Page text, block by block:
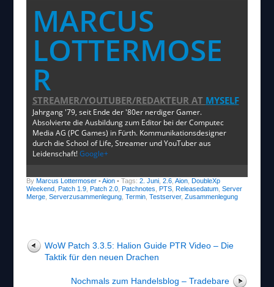
MARCUS
LOTTERMOSE
R
STREAMER/YOUTUBER/REDAKTEURAT MYSELF
Jahrgang '79, seit Ende der '80er nerdiger Gamer.
Absolvierte die Ausbildung zum Editor bei der Computec
Media AG (PC Games) in Fürth. Kommunikationsdesigner
durch die School of Life, Streamer und YouTuber aus
Leidenschaft!Google+
By Marcus Lottermoser• Aion • Tags: 2. Juni, 2.6, Aion,
DoubleXp
Weekend
Patch 1.9, Patch 2.0, Patchnotes PTS, Releasedatum, Server
Merge, Serverzusammenlegung, Termin, Testserver, Zusammenlegung
WoW Patch 3.3.5: Halion Guide PTR Video – Die
Taktik für den neuen Drachen
Nochmals zum Handelsblog – Tradebare